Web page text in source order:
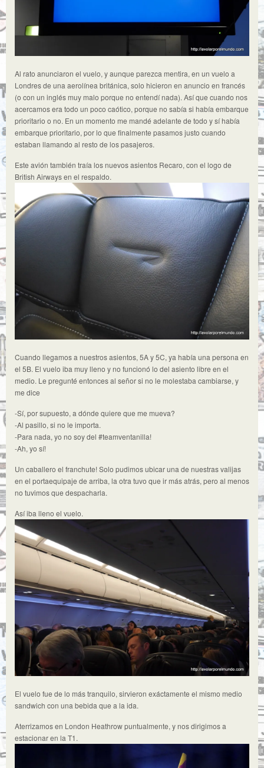
Al rato anunciaron el vuelo, y aunque parezca mentira, en un vuelo a
Londres de una aerolínea británica, solo hicieron en anuncio en francés
(o con un inglés muy malo porque no entendí nada). Así que cuando nos
acercamos era todo un poco caótico, porque no sabía si había embarque
prioritario o no. En un momento me mandé adelante de todo y sí había
embarque prioritario, por lo que finalmente pasamos justo cuando
estaban llamando al resto de los pasajeros.
Este avión también traía los nuevos asientos Recaro, con el logo de
British Airways en el respaldo.
Cuando llegamos a nuestros asientos, 5A y 5C, ya había una persona en
el 5B. El vuelo iba muy lleno y no funcionó lo del asiento libre en el
medio. Le pregunté entonces al señor si no le molestaba cambiarse, y
me dice
-Sí, por supuesto, a dónde quiere que me mueva?
-Al pasillo, si no le importa.
-Para nada, yo no soy del #teamventanilla!
-Ah, yo sí!
Un caballero el franchute! Solo pudimos ubicar una de nuestras valijas
en el portaequipaje de arriba, la otra tuvo que ir más atrás, pero al menos
no tuvimos que despacharla.
Así iba lleno el vuelo.
El vuelo fue de lo más tranquilo, sirvieron exáctamente el mismo medio
sandwich con una bebida que a la ida.
Aterrizamos en London Heathrow puntualmente, y nos dirigimos a
estacionar en la T1.